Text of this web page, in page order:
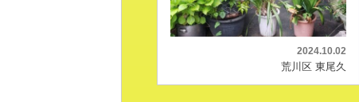
2024.10.02
荒川区 東尾久